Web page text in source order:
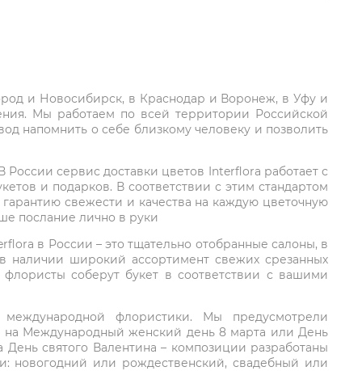
и Новосибирск, в Краснодар и Воронеж, в Уфу и
Мы работаем по всей территории Российской
напомнить о себе близкому человеку и позволить
сервис доставки цветов Interflora работает с
и подарков. В соответствии с этим стандартом
свежести и качества на каждую цветочную
послание лично в руки
в России – это тщательно отобранные салоны, в
наличии широкий ассортимент свежих срезанных
соберут букет в соответствии с вашими
флористики. Мы предусмотрели
на Международный женский день 8 марта или День
святого Валентина – композиции разработаны
новогодний или рождественский, свадебный или